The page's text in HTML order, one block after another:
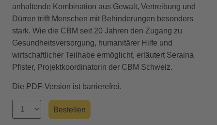
anhaltende Kombination aus Gewalt, Vertreibung und
Dürren trifft Menschen mit Behinderungen besonders
stark. Wie die CBM seit 20 Jahren den Zugang zu
Gesundheitsversorgung, humanitärer Hilfe und
wirtschaftlicher Teilhabe ermöglicht, erläutert Seraina
Pfister, Projektkoordinatorin der CBM Schweiz.
Die PDF-Version ist barrierefrei.